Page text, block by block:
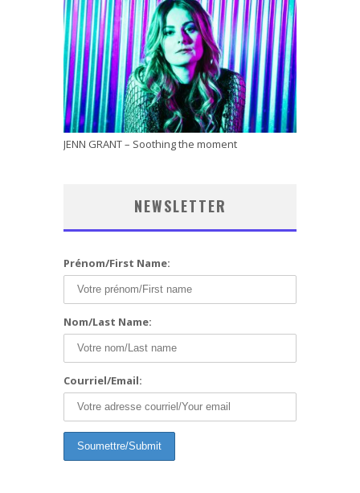
JENN GRANT – Soothing the moment
NEWSLETTER
Prénom/First Name:
Nom/Last Name:
Courriel/Email: